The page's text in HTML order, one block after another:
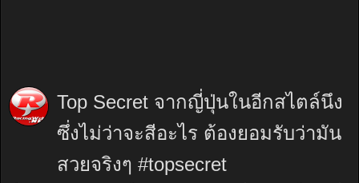
Top Secret จากญี่ปุ่นในอีกสไตล์นึง
ซึ่งไม่ว่าจะสีอะไร ต้องยอมรับว่ามัน
สวยจริงๆ #topsecret